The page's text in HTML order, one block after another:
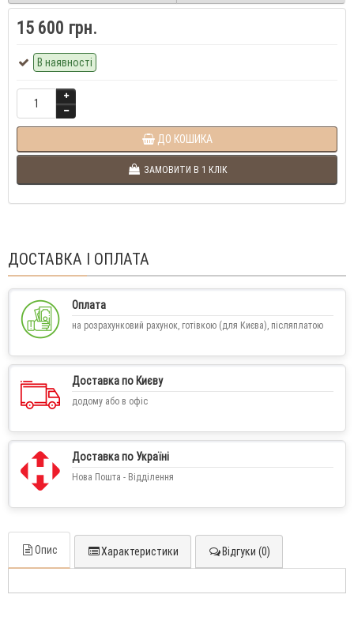
15 600 грн.
В наявності
ДО КОШИКА
ЗАМОВИТИ В 1 КЛІК
ДОСТАВКА І ОПЛАТА
Оплата
на розрахунковий рахунок, готівкою (для Києва), післяплатою
Доставка по Києву
додому або в офіс
Доставка по Україні
Нова Пошта - Відділення
Опис Характеристики Відгуки (0)